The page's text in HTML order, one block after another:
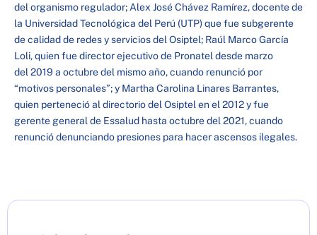
del organismo regulador; Alex José Chávez Ramírez, docente de
la Universidad Tecnológica del Perú (UTP) que fue subgerente
de calidad de redes y servicios del Osiptel; Raúl Marco García
Loli, quien fue director ejecutivo de Pronatel desde marzo
del 2019 a octubre del mismo año, cuando renunció por
“motivos personales”; y Martha Carolina Linares Barrantes,
quien perteneció al directorio del Osiptel en el 2012 y fue
gerente general de Essalud hasta octubre del 2021, cuando
renunció denunciando presiones para hacer ascensos ilegales.